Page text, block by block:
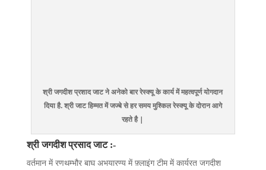
श्री जगदीश प्रशाद जाट ने अनेको बार रेस्क्यू के कार्य में महत्वपूर्ण योगदान
दिया है. श्री जाट हिम्मत में जज्बे से हर समय मुश्किल रेस्क्यू के दोरान आगे
रहते है |
श्रीजगदीश प्रसाद जाट :-
वर्तमान में रणथम्भौर बाघ अभयारण्य में फ़्लाइंग टीम में कार्यरत जगदीश